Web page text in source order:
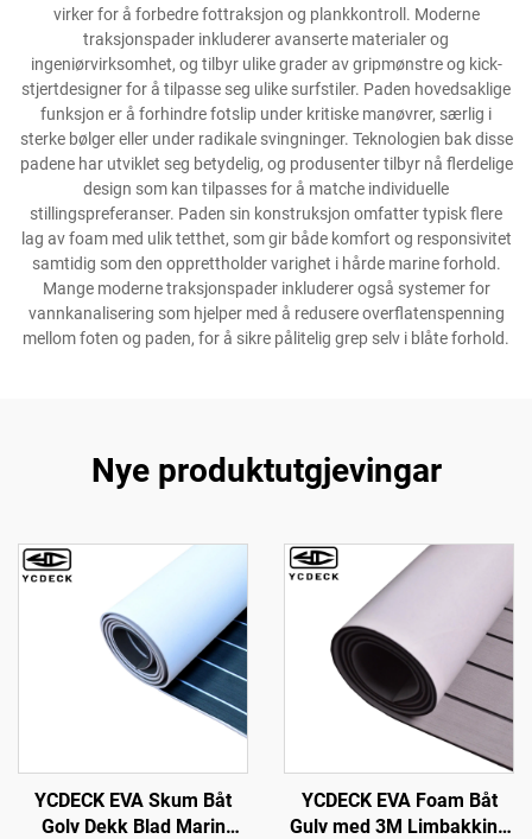
virker for å forbedre fottraksjon og plankkontroll. Moderne
traksjonspader inkluderer avanserte materialer og
ingeniørvirksomhet, og tilbyr ulike grader av gripmønstre og kick-
stjertdesigner for å tilpasse seg ulike surfstiler. Paden hovedsaklige
funksjon er å forhindre fotslip under kritiske manøvrer, særlig i
sterke bølger eller under radikale svingninger. Teknologien bak disse
padene har utviklet seg betydelig, og produsenter tilbyr nå flerdelige
design som kan tilpasses for å matche individuelle
stillingspreferanser. Paden sin konstruksjon omfatter typisk flere
lag av foam med ulik tetthet, som gir både komfort og responsivitet
samtidig som den opprettholder varighet i hårde marine forhold.
Mange moderne traksjonspader inkluderer også systemer for
vannkanalisering som hjelper med å redusere overflatenspenning
mellom foten og paden, for å sikre pålitelig grep selv i blåte forhold.
Nye produktutgjevingar
YCDECK EVA Skum Båt
Golv Dekk Blad Marin
YCDECK EVA Foam Båt
Gulv med 3M Limbakking